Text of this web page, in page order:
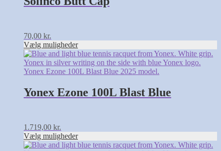
70,00 kr.
Vælg muligheder
flere
kan
vælges
på
varesiden
Yonex Ezone 100L Blast Blue
1.719,00 kr.
Vælg muligheder
Dette
vare
har
varianter.
Mulighederne
på
varesiden
Dette